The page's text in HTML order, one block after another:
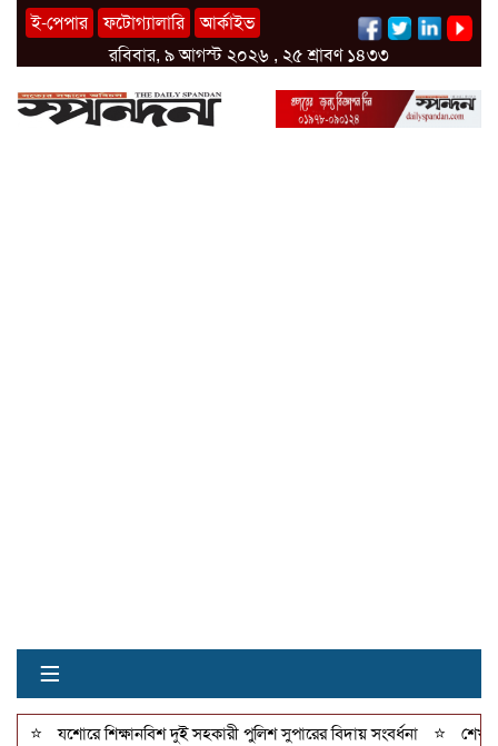
ই-পেপার ফটোগ্যালারি
আর্কাইভ
রবিবার, ৯ আগস্ট ২০২৬ , ২৫ শ্রাবণ ১৪৩৩
≡
যশোরে শিক্ষানবিশ দুই সহকারী পুলিশ সুপারের বিদায় সংবর্ধনা ⭐ শেখহাটি